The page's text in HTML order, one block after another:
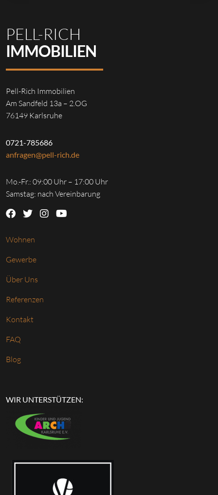
PELL-RICH
IMMOBILIEN
Pell-Rich Immobilien
Am Sandfeld 13a – 2.OG
76149 Karlsruhe
0721-785686
anfragen@pell-rich.de
Mo.-Fr.: 09:00 Uhr – 17:00 Uhr
Samstag: nach Vereinbarung
Wohnen
Gewerbe
Über Uns
Referenzen
Kontakt
FAQ
Blog
WIR UNTERSTÜTZEN: